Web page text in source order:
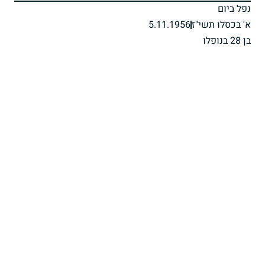
נפל ביום
א' בכסלו תשי"ז5.11.1956
בן 28 בנופלו